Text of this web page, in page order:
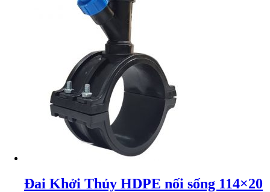
Đai Khởi Thủy HDPE nối sống 114×20